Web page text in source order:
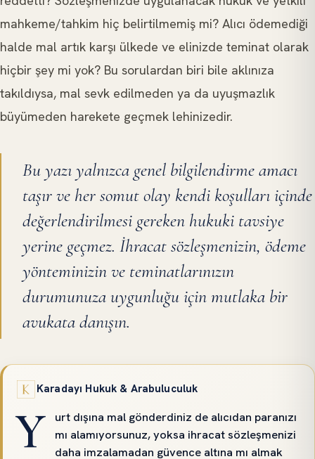
mahkeme/tahkim hiç belirtilmemiş mi? Alıcı ödemediği
halde mal artık karşı ülkede ve elinizde teminat olarak
hiçbir şey mi yok? Bu sorulardan biri bile aklınıza
takıldıysa, mal sevk edilmeden ya da uyuşmazlık
büyümeden harekete geçmek lehinizedir.
Bu yazı yalnızca genel bilgilendirme amacı
taşır ve her somut olay kendi koşulları içinde
değerlendirilmesi gereken hukuki tavsiye
yerine geçmez. İhracat sözleşmenizin, ödeme
yönteminizin ve teminatlarınızın
durumunuza uygunluğu için mutlaka bir
avukata danışın.
Karadayı Hukuk & Arabuluculuk
Y
urt dışına mal gönderdiniz de alıcıdan paranızı
mı alamıyorsunuz, yoksa ihracat sözleşmenizi
daha imzalamadan güvence altına mı almak